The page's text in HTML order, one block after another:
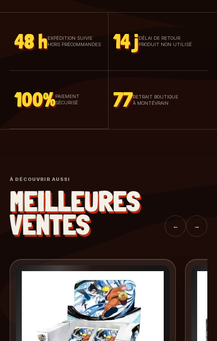
48 h EXPÉDITION SUIVIE
HORS PRÉCOMMANDES
14 jDÉLAI DE RETOUR
PRODUIT NON UTILISÉ
100% PAIEMENT
SÉCURISÉ
77RETRAIT BOUTIQUE
À MONTÉVRAIN
À DÉCOUVRIR AUSSI
MEILLEURES
VENTES ← →